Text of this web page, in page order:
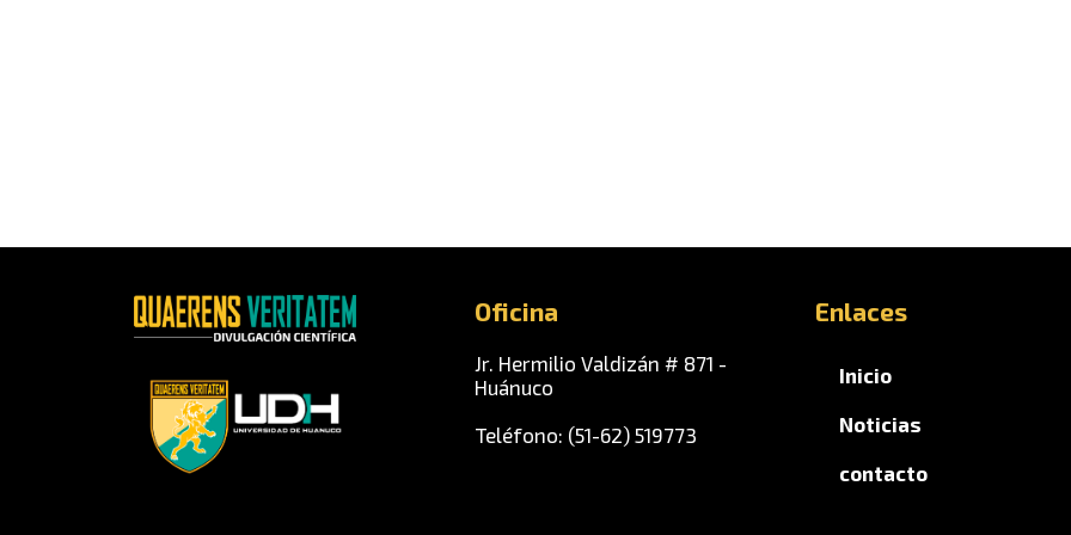
Oficina
Jr. Hermilio Valdizán # 871 -
Huánuco
Teléfono: (51-62) 519773
Enlaces
Inicio
Noticias
contacto